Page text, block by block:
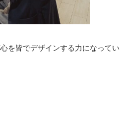
を皆でデザインする力になってい